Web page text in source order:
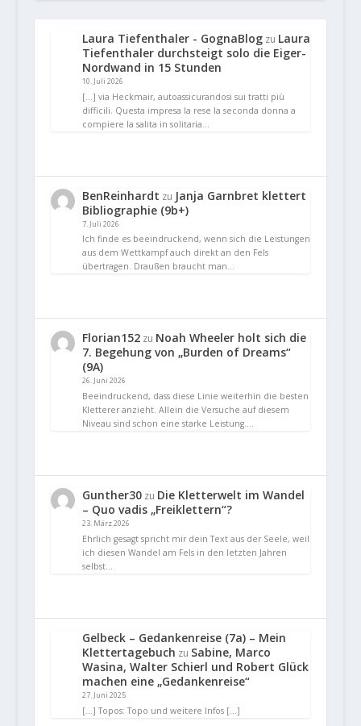
Laura Tiefenthaler - GognaBlogzu Laura
Tiefenthaler durchsteigt solo die Eiger-
Nordwand in 15 Stunden
10. Juli 2026
[…] via Heckmair, autoassicurandosi sui tratti più
difficili. Questa impresa la rese la seconda donna a
compiere la salita in solitaria…
BenReinhardt zu Janja Garnbret klettert
Bibliographie (9b+)
7. Juli 2026
Ich finde es beeindruckend, wenn sich die Leistungen
aus dem Wettkampf auch direkt an den Fels
übertragen. Draußen braucht man…
Florian152zu Noah Wheeler holt sich die
7. Begehung von „Burden of Dreams“
(9A)
26. Juni 2026
Beeindruckend, dass diese Linie weiterhin die besten
Kletterer anzieht. Allein die Versuche auf diesem
Niveau sind schon eine starke Leistung.…
Gunther30zu Die Kletterwelt im Wandel
– Quo vadis „Freiklettern“?
23. März 2026
Ehrlich gesagt spricht mir dein Text aus der Seele, weil
ich diesen Wandel am Fels in den letzten Jahren
selbst…
Gelbeck – Gedankenreise (7a) – Mein
Klettertagebuch zu Sabine, Marco
Wasina, Walter Schierl und Robert Glück
machen eine „Gedankenreise“
27. Juni 2025
[…] Topos: Topo und weitere Infos […]